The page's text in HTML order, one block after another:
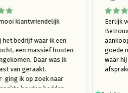
een mooi klantvriendelijk
was, bij het bedrijf waar ik een
kocht, een massief houten
tegengekomen. Daar was ik
van geraakt.
ging ik op zoek naar
gemaakte houten bedden